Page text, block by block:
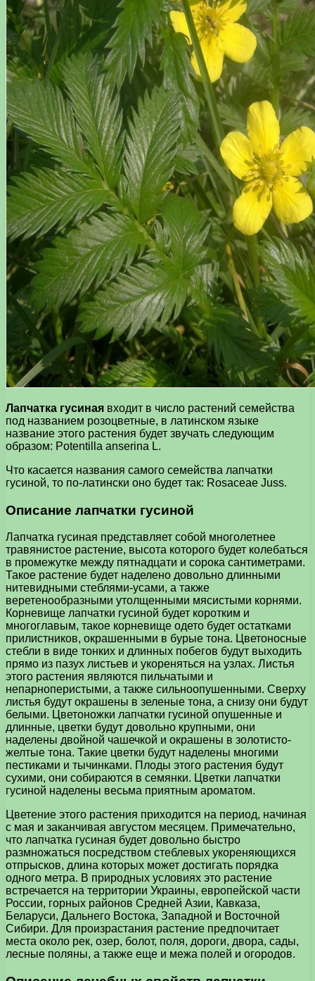
Лапчатка гусиная входит в число растений семейства
под названием розоцветные, в латинском языке
название этого растения будет звучать следующим
образом: Potentilla anserina L.
Что касается названия самого семейства лапчатки
гусиной, то по-латински оно будет так: Rosaceae Juss.
Описание лапчатки гусиной
Лапчатка гусиная представляет собой многолетнее
травянистое растение, высота которого будет колебаться
в промежутке между пятнадцати и сорока сантиметрами.
Такое растение будет наделено довольно длинными
нитевидными стеблями-усами, а также
веретенообразными утолщенными мясистыми корнями.
Корневище лапчатки гусиной будет коротким и
многоглавым, такое корневище одето будет остатками
прилистников, окрашенными в бурые тона. Цветоносные
стебли в виде тонких и длинных побегов будут выходить
прямо из пазух листьев и укореняться на узлах. Листья
этого растения являются пильчатыми и
непарноперистыми, а также сильноопушенными. Сверху
листья будут окрашены в зеленые тона, а снизу они будут
белыми. Цветоножки лапчатки гусиной опушенные и
длинные, цветки будут довольно крупными, они
наделены двойной чашечкой и окрашены в золотисто-
желтые тона. Такие цветки будут наделены многими
пестиками и тычинками. Плоды этого растения будут
сухими, они собираются в семянки. Цветки лапчатки
гусиной наделены весьма приятным ароматом.
Цветение этого растения приходится на период, начиная
с мая и заканчивая августом месяцем. Примечательно,
что лапчатка гусиная будет довольно быстро
размножаться посредством стеблевых укореняющихся
отпрысков, длина которых может достигать порядка
одного метра. В природных условиях это растение
встречается на территории Украины, европейской части
России, горных районов Средней Азии, Кавказа,
Беларуси, Дальнего Востока, Западной и Восточной
Сибири. Для произрастания растение предпочитает
места около рек, озер, болот, поля, дороги, двора, сады,
лесные поляны, а также еще и межа полей и огородов.